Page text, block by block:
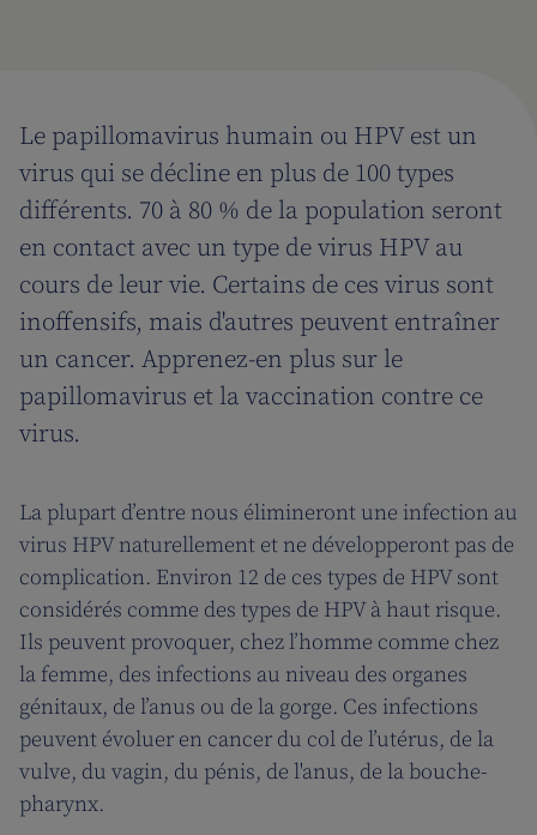
Le papillomavirus humain ou HPV est un
virus qui se décline en plus de 100 types
différents. 70 à 80 % de la population seront
en contact avec un type de virus HPV au
cours de leur vie. Certains de ces virus sont
inoffensifs, mais d'autres peuvent entraîner
un cancer. Apprenez-en plus sur le
papillomavirus et la vaccination contre ce
virus.
La plupart d’entre nous élimineront une infection au
virus HPV naturellement et ne développeront pas de
complication. Environ 12 de ces types de HPV sont
considérés comme des types de HPV à haut risque.
Ils peuvent provoquer, chez l’homme comme chez
la femme, des infections au niveau des organes
génitaux, de l’anus ou de la gorge. Ces infections
peuvent évoluer en cancer du col de l’utérus, de la
vulve, du vagin, du pénis, de l'anus, de la bouche-
pharynx.